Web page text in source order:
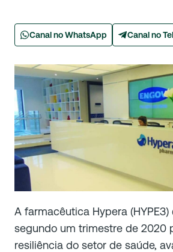
Canal no WhatsApp Canal no
A farmacêutica Hypera
segundo um trimestre de 2020
resiliência do setor de saúde,